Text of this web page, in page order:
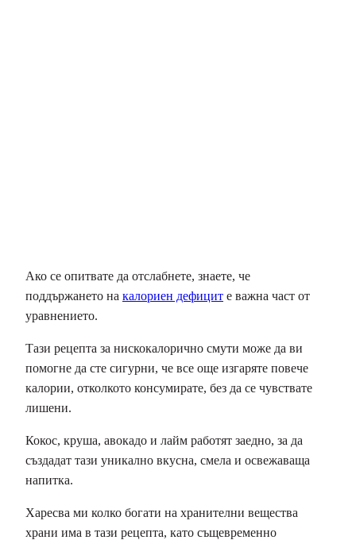
Ако се опитвате да отслабнете, знаете, че
поддържането на калориен дефицит е важна част от
уравнението.
Тази рецепта за нискокалорично смути може да ви
помогне да сте сигурни, че все още изгаряте повече
калории, отколкото консумирате, без да се чувствате
лишени.
Кокос, круша, авокадо и лайм работят заедно, за да
създадат тази уникално вкусна, смела и освежаваща
напитка.
Харесва ми колко богати на хранителни вещества
храни има в тази рецепта, като същевременно